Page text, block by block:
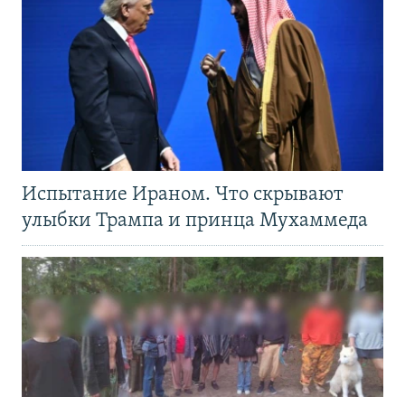
Испытание Ираном. Что скрывают
улыбки Трампа и принца Мухаммеда